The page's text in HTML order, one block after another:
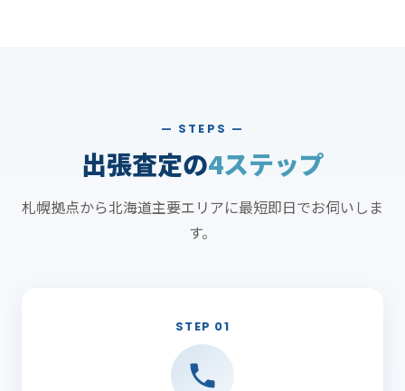
— STEPS —
出張査定の4ステップ
札幌拠点から北海道主要エリアに最短即日でお伺いしま
す。
STEP 01